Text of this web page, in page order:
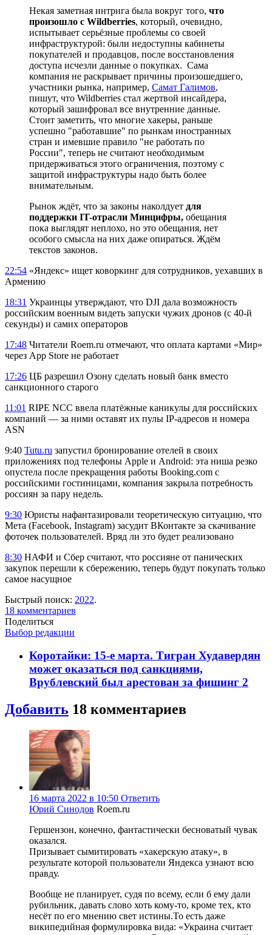
Некая заметная интрига была вокруг того, что
произошло с Wildberries, который, очевидно,
испытывает серьёзные проблемы со своей
инфраструктурой: были недоступны кабинеты
покупателей и продавцов, после восстановления
доступа исчезли данные о покупках. Сама
компания не раскрывает причины произошедшего,
участники рынка, например, Самат Галимов,
пишут, что Wildberries стал жертвой инсайдера,
который зашифровал все внутренние данные.
Стоит заметить, что многие хакеры, раньше
успешно "работавшие" по рынкам иностранных
стран и имевшие правило "не работать по
России", теперь не считают необходимым
придерживаться этого ограничения, поэтому с
защитой инфраструктуры надо быть более
внимательным.
Рынок ждёт, что за законы наколдует для
поддержки IT-отрасли Минцифры, обещания
пока выглядят неплохо, но это обещания, нет
особого смысла на них даже опираться. Ждём
текстов законов.
22:54 «Яндекс» ищет коворкинг для сотрудников, уехавших в
Армению
18:31 Украинцы утверждают, что DJI дала возможность
российским военным видеть запуски чужих дронов (с 40-й
секунды) и самих операторов
17:48 Читатели Roem.ru отмечают, что оплата картами «Мир»
через App Store не работает
17:26 ЦБ разрешил Озону сделать новый банк вместо
санкционного старого
11:01 RIPE NCC ввела платёжные каникулы для российских
компаний — за ними оставят их пулы IP-адресов и номера
ASN
9:40 Tutu.ru запустил бронирование отелей в своих
приложениях под телефоны Apple и Android: эта ниша резко
опустела после прекращения работы Booking.com с
российскими гостиницами, компания закрыла потребность
россиян за пару недель.
9:30 Юристы нафантазировали теоретическую ситуацию, что
Мета (Facebook, Instagram) засудит ВКонтакте за скачивание
фоточек пользователей. Вряд ли это будет реализовано
8:30 НАФИ и Сбер считают, что россияне от панических
закупок перешли к сбережению, теперь будут покупать только
самое насущное
Быстрый поиск: 2022.
18 комментариев
Поделиться
Выбор редакции
Коротайки: 15-е марта. Тигран Худавердян
может оказаться под санкциями,
Врублевский был арестован за фишинг 2
Добавить 18 комментариев
16 марта 2022 в 10:50 Ответить
Юрий Синодов Roem.ru
Гершензон, конечно, фантастически бесноватый чувак
оказался.
Призывает сымитировать «хакерскую атаку», в
результате которой пользователи Яндекса узнают всю
правду.
Вообще не планирует, судя по всему, если б ему дали
рубильник, давать слово хоть кому-то, кроме тех, кто
несёт по его мнению свет истины.То есть даже
википедийная формулировка вида: «Украина считает